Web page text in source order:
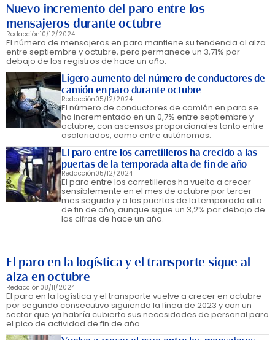
Nuevo incremento del paro entre los
mensajeros durante octubre
Redacción10/12/2024
El número de mensajeros en paro mantiene su tendencia al alza
entre septiembre y octubre, pero permanece un 3,71% por
debajo de los registros de hace un año.
Ligero aumento del número de conductores de
camión en paro durante octubre
Redacción05/12/2024
El número de conductores de camión en paro se
ha incrementado en un 0,7% entre septiembre y
octubre, con ascensos proporcionales tanto entre
asalariados, como entre autónomos.
El paro entre los carretilleros ha crecido a las
puertas de la temporada alta de fin de año
Redacción05/12/2024
El paro entre los carretilleros ha vuelto a crecer
sensiblemente en el mes de octubre por tercer
mes seguido y a las puertas de la temporada alta
de fin de año, aunque sigue un 3,2% por debajo de
las cifras de hace un año.
El paro en la logística y el transporte sigue al
alza en octubre
Redacción08/11/2024
El paro en la logística y el transporte vuelve a crecer en octubre
por segundo consecutivo siguiendo la línea de 2023 y con un
sector que ya habría cubierto sus necesidades de personal para
el pico de actividad de fin de año.